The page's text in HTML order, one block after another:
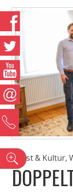
Kunst & Kultur,